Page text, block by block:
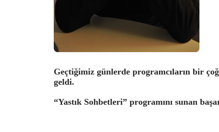
Geçtiğimiz günlerde programcıların bir
geldi.
“Yastık Sohbetleri” programını sunan